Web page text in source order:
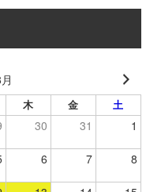
木 金 土
30 31 1
6 7 8